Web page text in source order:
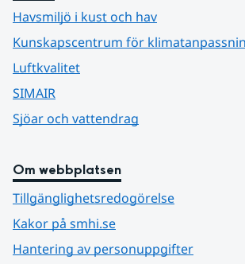
Havsmiljö i kust och hav
Kunskapscentrum för
Luftkvalitet
SIMAIR
Sjöar och vattendrag
Om webbplatsen
Tillgänglighetsredogörelse
Kakor på smhi.se
Hantering av personuppgifter